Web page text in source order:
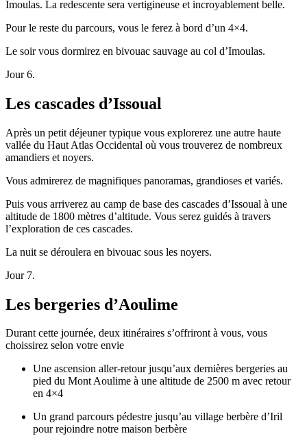
Imoulas. La redescente sera vertigineuse et incroyablement belle.
Pour le reste du parcours, vous le ferez à bord d’un 4×4.
Le soir vous dormirez en bivouac sauvage au col d’Imoulas.
Jour 6.
Les cascades d’Issoual
Après un petit déjeuner typique vous explorerez une autre haute
vallée du Haut Atlas Occidental où vous trouverez de nombreux
amandiers et noyers.
Vous admirerez de magnifiques panoramas, grandioses et variés.
Puis vous arriverez au camp de base des cascades d’Issoual à une
altitude de 1800 mètres d’altitude. Vous serez guidés à travers
l’exploration de ces cascades.
La nuit se déroulera en bivouac sous les noyers.
Jour 7.
Les bergeries d’Aoulime
Durant cette journée, deux itinéraires s’offriront à vous, vous
choissirez selon votre envie
Une ascension aller-retour jusqu’aux dernières bergeries au
pied du Mont Aoulime à une altitude de 2500 m avec retour
en 4×4
Un grand parcours pédestre jusqu’au village berbère d’Iril
pour rejoindre notre maison berbère